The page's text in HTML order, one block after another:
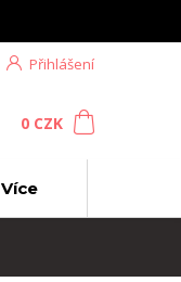
Přihlášení
0 CZK
Více